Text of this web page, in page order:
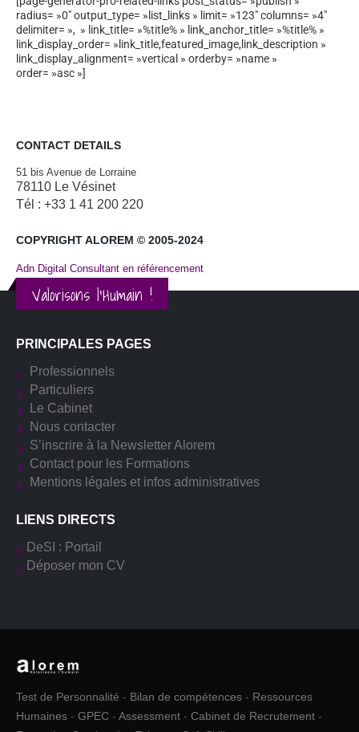
radius= »0″ output_type= »list_links » limit= »123″ columns= »4″
delimiter= », » link_title= »%title% » link_anchor_title= »%title% »
link_display_order= »link_title,featured_image,link_description »
link_display_alignment= »vertical » orderby= »name »
order= »asc »]
CONTACT DETAILS
51 bis Avenue de Lorraine
78110 Le Vésinet
Tél : +33 1 41 200 220
COPYRIGHT ALOREM © 2005-2024
Adn Digital Consultant en référencement
Valorisons l'Humain !
PRINCIPALES PAGES
Professionnels
Particuliers
Le Cabinet
Nous contacter
S’inscrire à la Newsletter Alorem
Contact pour les Formations
Mentions légales et infos administratives
LIENS DIRECTS
DeSI : Portail
Déposer mon CV
Test de Personnalité - Bilan de compétences - Ressources
Humaines - GPEC - Assessment - Cabinet de Recrutement -